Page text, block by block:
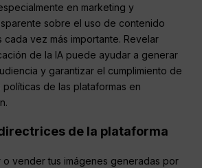
en marketing y
sobre el uso de contenido
vez más importante. Revelar
de la IA puede ayudar a generar
y garantizar el cumplimiento de
políticas de las plataformas en
de la plataforma
o vender tus imágenes generadas por